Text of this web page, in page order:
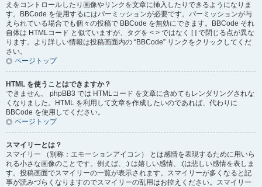
えをコントロールしたり画像やリンクを文章に挿入したりできるようになりま
す。BBCode を使用するにはパーミッションが必要です。パーミッションが与
えられている場合でも個々の投稿で BBCode を無効にできます。BBCode それ
自体は HTMLコード と似ていますが、タグを < > ではなく [ ] で閉じる点が異な
ります。より詳しい情報は投稿画面内の “BBCode” リンクをクリックしてくだ
さい。
ページトップ
HTML を使うことはできますか？
できません。 phpBB3 では HTMLコード を文章に含めてもレンダリングされな
くなりました。HTML を利用して文章を作成したいのであれば、代わりに
BBCode を使用してください。
ページトップ
スマイリーとは？
スマイリー （別称：エモーションアイコン） とは感情を表現するために用いら
れる小さな画像のことです。例えば、:) は嬉しい感情、:(は悲しい感情を表しま
す。投稿画面でスマイリーの一覧が表示されます。スマイリーが多くなると記
事が読みづらくなりますのでスマイリーの乱用はお控えください。スマイリー